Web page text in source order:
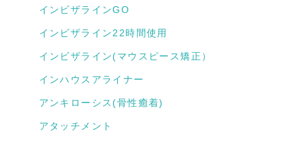
インビザラインGO
インビザライン22時間使用
インビザライン(マウスピース矯正）
インハウスアライナー
アンキローシス(骨性癒着)
アタッチメント